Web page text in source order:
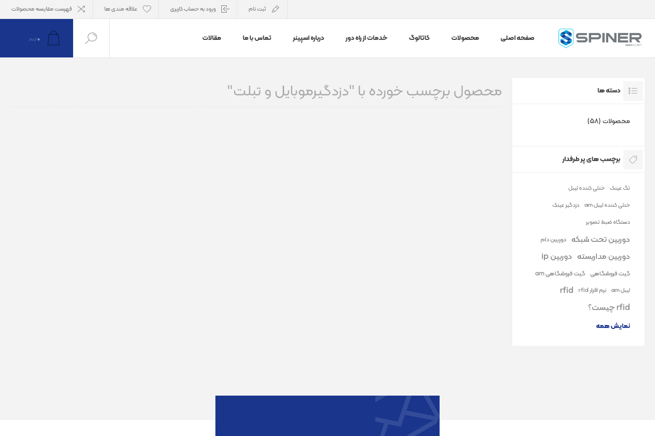
ثبت نام ورود به حساب کاربری علاقه مندی ها فهرست مقایسه محصولات
صفحه اصلی محصولات کاتالوگ خدمات از راه دور درباره اسپینر تماس با ما مقالات 0آیتم
محصول برچسب خورده با "دزدگیرموبایل و تبلت" دسته ها
محصولات (58)
برچسب های پر طرفدار
تگ عینک خنثی کننده لیبل
خنثی کننده لیبل am
دزدگیر عینک
دستگاه ضبط تصویر
دوربین تحت شبکه دوربین دام
دوربین مداربسته دوربین ip
گیت فروشگاهی گیت فروشگاهی am
لیبل am نرم افزار rfid
rfid
rfid چیست؟
نمایش همه